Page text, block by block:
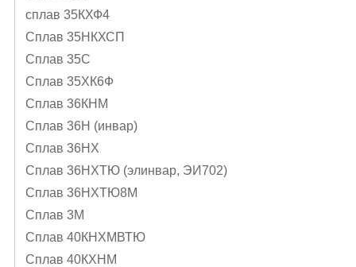
сплав 35КХФ4
Сплав 35НКХСП
Сплав 35С
Сплав 35ХК6Ф
Сплав 36КНМ
Сплав 36Н (инвар)
Сплав 36НХ
Сплав 36НХТЮ (элинвар, ЭИ702)
Сплав 36НХТЮ8М
Сплав 3М
Сплав 40КНХМВТЮ
Сплав 40КХНМ